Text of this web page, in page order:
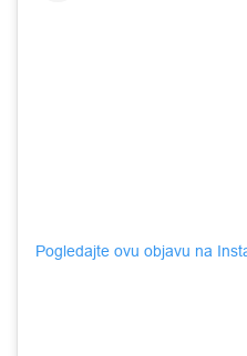
Pogledajte ovu objavu na